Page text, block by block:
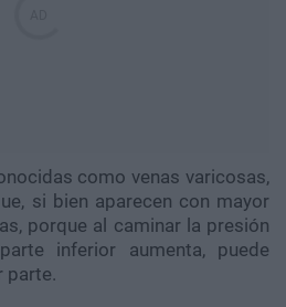
como venas varicosas,
si bien aparecen con mayor
porque al caminar la presión
inferior aumenta, puede
parte.